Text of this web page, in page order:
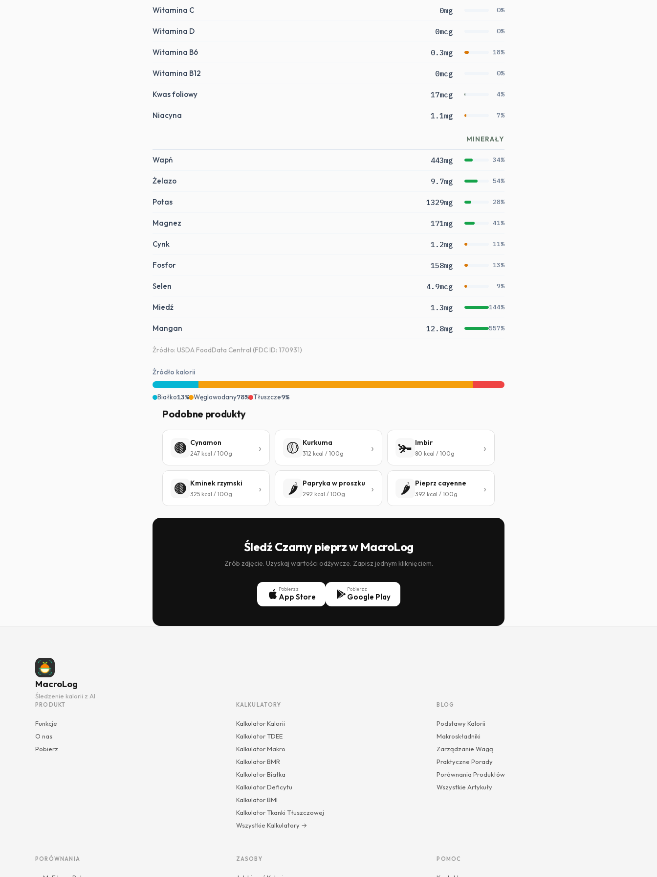
Witamina C 0mg 0%
Witamina D 0mcg 0%
Witamina B6 0.3mg 18%
Witamina B12 0mcg 0%
Kwas foliowy 17mcg 4%
Niacyna 1.1mg 7%
MINERAŁY
Wapń 443mg 34%
Żelazo 9.7mg 54%
Potas 1329mg 28%
Magnez 171mg 41%
Cynk 1.2mg 11%
Fosfor 158mg 13%
Selen 4.9mcg 9%
Miedź 1.3mg 144%
Mangan 12.8mg 557%
Źródło: USDA FoodData Central (FDC ID: 170931)
Źródło kalorii
Białko13% Węglowodany78% Tłuszcze9%
Podobne produkty
🟤 Cynamon
247 kcal / 100g 🟡 Kurkuma
312 kcal / 100g 🫚 Imbir
80 kcal / 100g
🟤 Kminek rzymski
325 kcal / 100g 🌶️ Papryka w proszku
292 kcal / 100g 🌶️ Pieprz cayenne
392 kcal / 100g
Śledź Czarny pieprz w MacroLog
Zrób zdjęcie. Uzyskaj wartości odżywcze. Zapisz jednym kliknięciem.
Pobierz z
App Store
Pobierz z
Google Play
MacroLog
Śledzenie kalorii z AI
PRODUKT
Funkcje
O nas
Pobierz
KALKULATORY
Kalkulator Kalorii
Kalkulator TDEE
Kalkulator Makro
Kalkulator BMR
Kalkulator Białka
Kalkulator Deficytu
Kalkulator BMI
Kalkulator Tkanki Tłuszczowej
Wszystkie Kalkulatory →
BLOG
Podstawy Kalorii
Makroskładniki
Zarządzanie Wagą
Praktyczne Porady
Porównania Produktów
Wszystkie Artykuły
PORÓWNANIA ZASOBY POMOC